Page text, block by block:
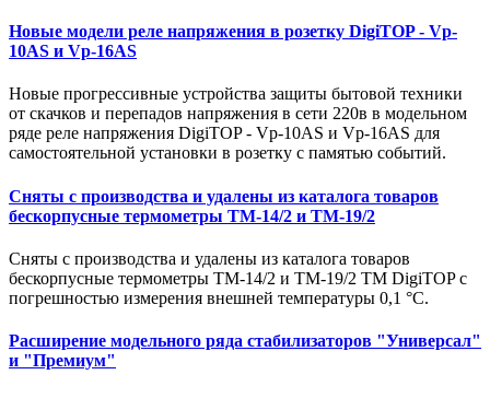
Новые модели реле напряжения в розетку DigiTOP - Vp-
10AS и Vp-16AS
Новые прогрессивные устройства защиты бытовой техники
от скачков и перепадов напряжения в сети 220в в модельном
ряде реле напряжения DigiTOP - Vp-10AS и Vp-16AS для
самостоятельной установки в розетку с памятью событий.
Сняты с производства и удалены из каталога товаров
бескорпусные термометры ТМ-14/2 и ТМ-19/2
Сняты с производства и удалены из каталога товаров
бескорпусные термометры ТМ-14/2 и ТМ-19/2 ТМ DigiTOP с
погрешностью измерения внешней температуры 0,1 °C.
Расширение модельного ряда стабилизаторов "Универсал"
и "Премиум"